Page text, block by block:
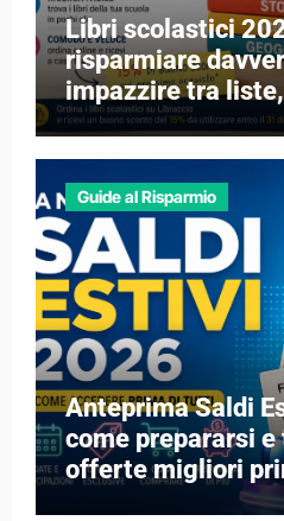
Libri scolastici
risparmiare
impazzire tra
libri esauriti
Guide al Risparmio
Anteprima Saldi
come prepararsi
offerte migliori